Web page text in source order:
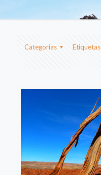
Categorias Etiquetas